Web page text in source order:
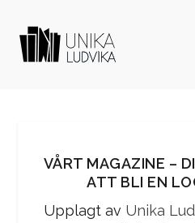
VÅRT MAGAZINE –
ATT BLI EN
Upplagt av Unika